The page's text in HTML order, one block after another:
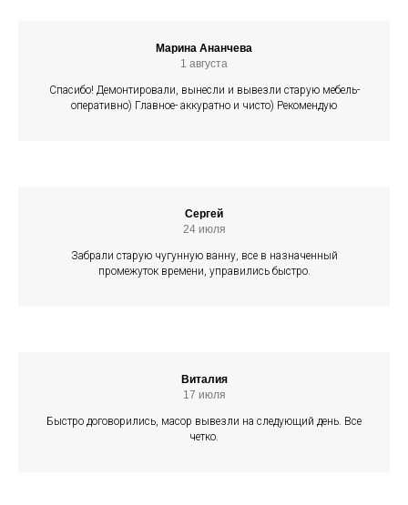
Марина Ананчева
1 августа
Спасибо! Демонтировали, вынесли и вывезли старую мебель-
оперативно) Главное- аккуратно и чисто) Рекомендую
Сергей
24 июля
Забрали старую чугунную ванну, все в назначенный
промежуток времени, управились быстро.
Виталия
17 июля
Быстро договорились, масор вывезли на следующий день. Все
четко.